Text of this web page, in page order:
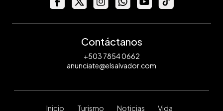
Contáctanos
+503 7854 0662
anunciate@elsalvador.com
Inicio Turismo Noticias Vida